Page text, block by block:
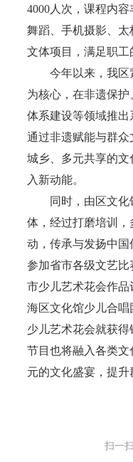
4000人次，课程内
舞蹈、手机摄影、
文体项目，满足职工
今年以来，我区
为核心，在非遗保
体系建设等领域推出
通过非遗赋能与群
城乡、多元共享的
入新动能。
同时，由区文
体，经过打磨培训
动，传承与发扬中国
参加省市各级文艺
市少儿艺术花会作
海区文化馆少儿合
少儿艺术花会就获
节目也将融入各类
元的文化盛宴，提升
扫一